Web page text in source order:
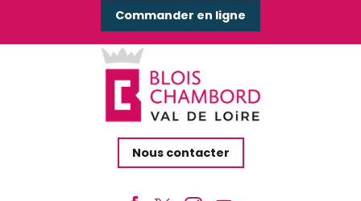
Commander en ligne
Nous contacter